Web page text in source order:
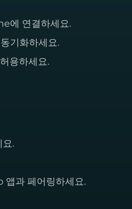
에 연결하세요.
기화하세요.
용하세요.
요.
과 페어링하세요.